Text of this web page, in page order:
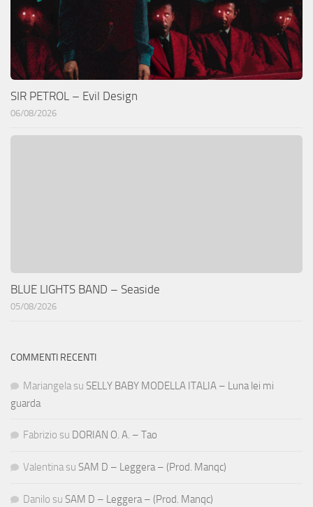
SIR PETROL – Evil Design
06/08/2026
BLUE LIGHTS BAND – Seaside
05/08/2026
COMMENTI RECENTI
Mariangela su SELLY BABY MODELLA ITALIA – Luna lei mi
guarda
Fabrizio su DORIAN O. A. – Tao
Valentina su SAM D – Leggera – (Prod. Manqc)
Danilo su SAM D – Leggera – (Prod. Manqc)